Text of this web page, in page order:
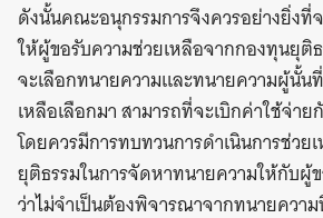
ดังนั้นคณะอนุกรรมการจึงควรอย่างยิ่งที่
ให้ผู้ขอรับความช่วยเหลือจากกองทุนยุติ
จะเลือกทนายความและทนายความผู้นั้น
เหลือเลือกมา สามารถที่จะเบิกค่าใช้จ่า
โดยควรมีการทบทวนการดำเนินการช่วย
ยุติธรรมในการจัดหาทนายความให้กับผู้
ว่าไม่จำเป็นต้องพิจารณาจากทนายควา